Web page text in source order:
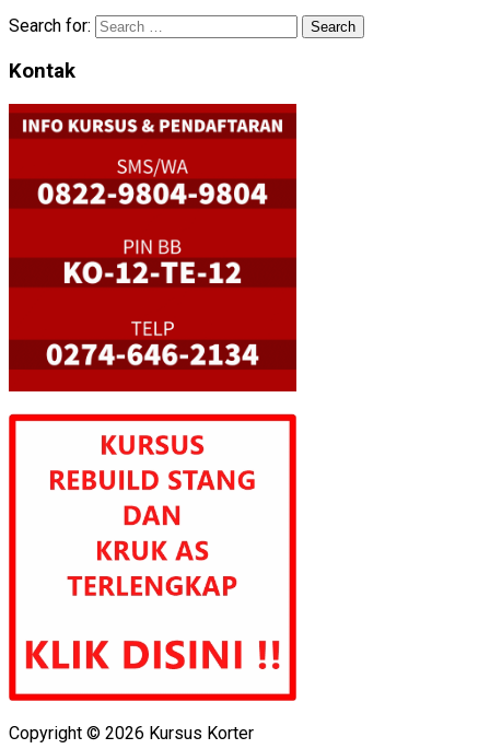
Search for:
Kontak
Copyright © 2026 Kursus Korter